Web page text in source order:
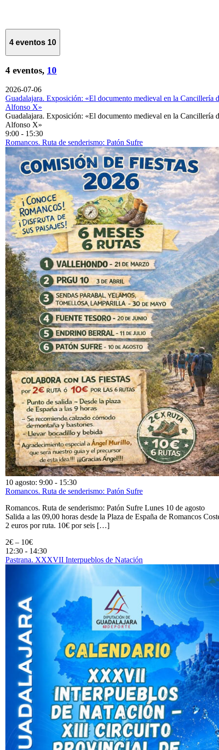
4 eventos 10
4 eventos, 10
2026-07-06
Guadalajara. Exposición: «El documento medieval en la Cancillería
Alfonso X»
Guadalajara. Exposición: «El documento medieval en la Cancillería
Alfonso X»
9:00 - 15:30
Romancos. Ruta de senderismo: Patón Sufre
10 agosto: 9:00 - 15:30
Romancos. Ruta de senderismo: Patón Sufre
Romancos. Ruta de senderismo: Patón Sufre Lunes 10 de agosto
Salida a las 09,00 horas desde la Plaza de España de Romancos
2 euros por ruta. 10€ por seis […]
2€ – 10€
12:30 - 14:30
Pastrana. XXXVII Interpueblos de Natación